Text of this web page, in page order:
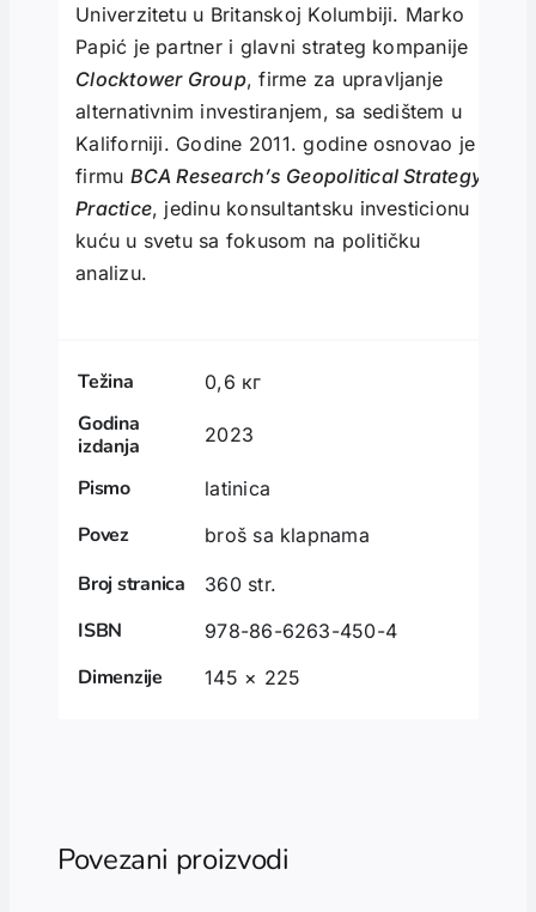
Univerzitetu u Britanskoj Kolumbiji. Marko
Papić je partner i glavni strateg kompanije
Clocktower Group, firme za upravljanje
alternativnim investiranjem, sa sedištem u
Kaliforniji. Godine 2011. godine osnovao je
firmu BCA Research’s Geopolitical Strategy
Practice, jedinu konsultantsku investicionu
kuću u svetu sa fokusom na političku
analizu.
Težina 0,6 кг
Godina
izdanja
2023
Pismo latinica
Povez broš sa klapnama
Broj stranica 360 str.
ISBN 978-86-6263-450-4
Dimenzije 145 × 225
Povezani proizvodi